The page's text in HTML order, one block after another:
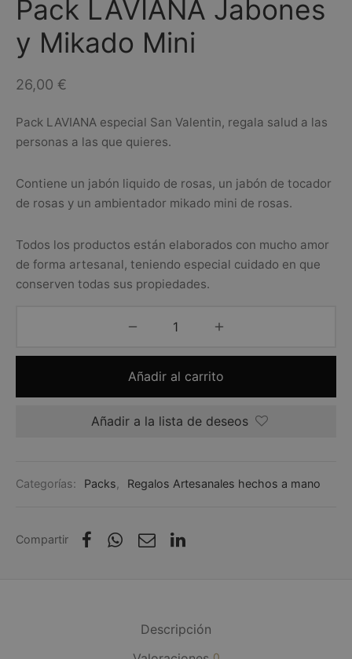
Pack LAVIANA Jabones
y Mikado Mini
26,00 €
Pack LAVIANA especial San Valentin, regala salud a las
personas a las que quieres.
Contiene un jabón liquido de rosas, un jabón de tocador
de rosas y un ambientador mikado mini de rosas.
Todos los productos están elaborados con mucho amor
de forma artesanal, teniendo especial cuidado en que
conserven todas sus propiedades.
Añadir al carrito
Añadir a la lista de deseos
Categorías: Packs Regalos Artesanales hechos a mano
Compartir
Descripción